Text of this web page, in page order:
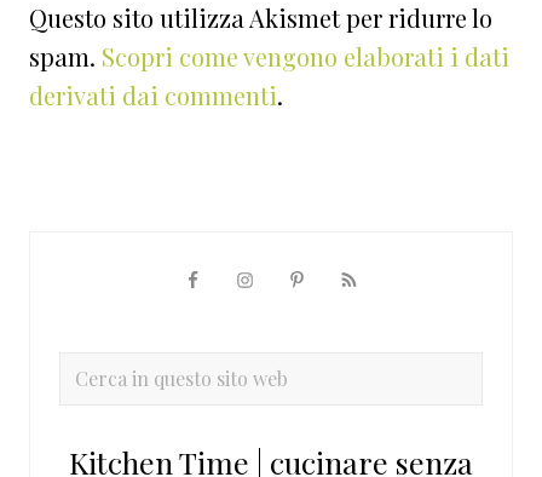
Questo sito utilizza Akismet per ridurre lo
spam. Scopri come vengono elaborati i dati
derivati dai commenti.
primaria
Cerca
sito
Kitchen Time | cucinare senza